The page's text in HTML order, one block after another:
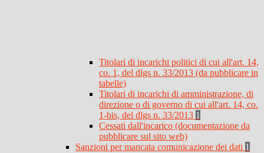
Titolari di incarichi politici di cui all'art. 14,
co. 1, del dlgs n. 33/2013 (da pubblicare in
tabelle)
Titolari di incarichi di amministrazione, di
direzione o di governo di cui all'art. 14, co.
1-bis, del dlgs n. 33/2013 1
Cessati dall'incarico (documentazione da
pubblicare sul sito web)
Sanzioni per mancata comunicazione dei dati 1